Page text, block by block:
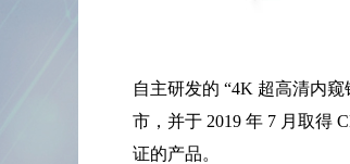
自主研发的 “4K 超高清内
市，并于 2019 年 7 月取得
证的产品。